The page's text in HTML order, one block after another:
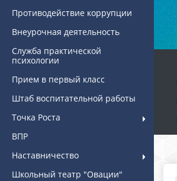
Противодействие коррупции
Внеурочная деятельность
Служба практической
психологии
Прием в первый класс
Штаб воспитательной работы
Точка Роста
ВПР
Наставничество
Школьный театр "Овации"